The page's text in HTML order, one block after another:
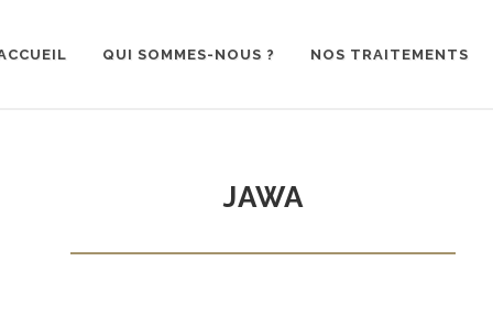
QUI SOMMES-NOUS ? NOS TRAITEMENTS
JAWA